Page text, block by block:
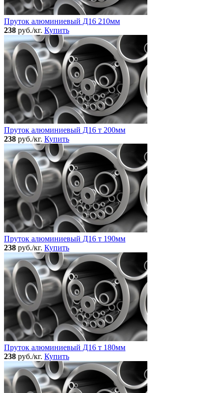
Пруток алюминиевый Д16 210мм
238 руб./кг. Купить
Пруток алюминиевый Д16 т 200мм
238 руб./кг. Купить
Пруток алюминиевый Д16 т 190мм
238 руб./кг. Купить
Пруток алюминиевый Д16 т 180мм
238 руб./кг. Купить